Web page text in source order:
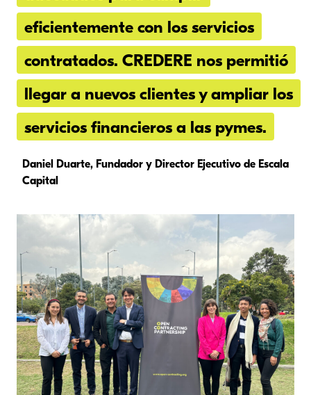
eficientemente con los servicios
contratados. CREDERE nos permitió
llegar a nuevos clientes y ampliar los
servicios financieros a las pymes.
Daniel Duarte, Fundador y Director Ejecutivo de Escala
Capital